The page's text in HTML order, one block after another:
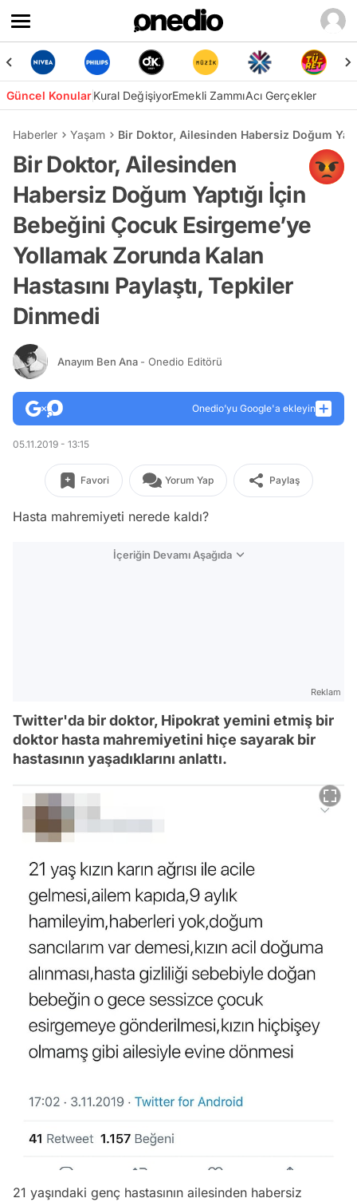
Güncel KonularKural DeğişiyorEmekli ZammıAcı Gerçekler
Haberler Yaşam Bir Doktor, Ailesinden Habersiz Doğum
Bir Doktor, Ailesinden
Habersiz Doğum Yaptığı İçin
Bebeğini Çocuk Esirgeme’ye
Yollamak Zorunda Kalan
Hastasını Paylaştı, Tepkiler
Dinmedi
Anayım Ben Ana - Onedio Editörü
Onedio’yu Google'a ekleyin
05.11.2019 - 13:15
Favori Yorum Yap Paylaş
Hasta mahremiyeti nerede kaldı?
İçeriğin Devamı Aşağıda
Reklam
Twitter'da bir doktor, Hipokrat yemini etmiş bir
doktor hasta mahremiyetini hiçe sayarak bir
hastasının yaşadıklarını anlattı.
21 yaşındaki genç hastasının ailesinden habersiz